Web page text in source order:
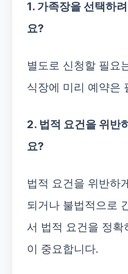
1. 가족장을 선택하
요?
별도로 신청할 필요
식장에 미리 예약은
2. 법적 요건을 위반
요?
법적 요건을 위반하
되거나 불법적으로
서 법적 요건을 정확
이 중요합니다.